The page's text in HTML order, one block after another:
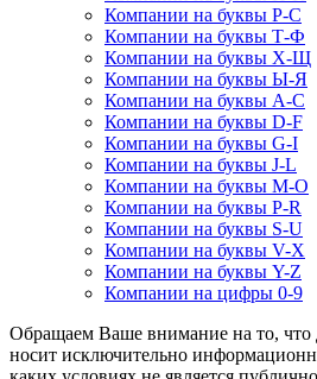
Компании на буквы Р-С
Компании на буквы Т-Ф
Компании на буквы Х-Щ
Компании на буквы Ы-Я
Компании на буквы A-C
Компании на буквы D-F
Компании на буквы G-I
Компании на буквы J-L
Компании на буквы M-O
Компании на буквы P-R
Компании на буквы S-U
Компании на буквы V-X
Компании на буквы Y-Z
Компании на цифры 0-9
Обращаем Ваше внимание на то, что
носит исключительно